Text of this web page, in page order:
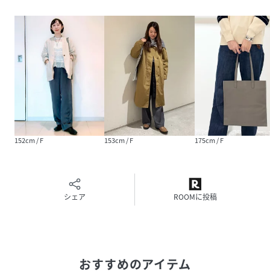
152cm / F 153cm / F 175cm / F
シェア ROOMに投稿
おすすめのアイテム